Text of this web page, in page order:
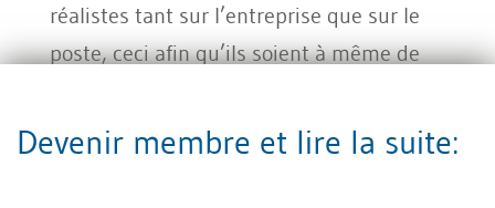
réalistes tant sur l’entreprise que sur le
poste, ceci afin qu’ils soient à même de
toute connaissance de cause.
Devenir membre et lire la suite: